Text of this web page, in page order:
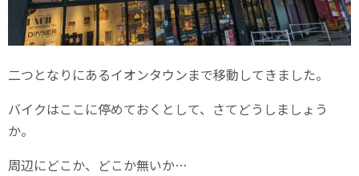
二つとなりにあるイオンタウンまで移動してきました。
バイクはここに停めておくとして、さてどうしましょう
か。
周辺にどこか、どこか無いか…